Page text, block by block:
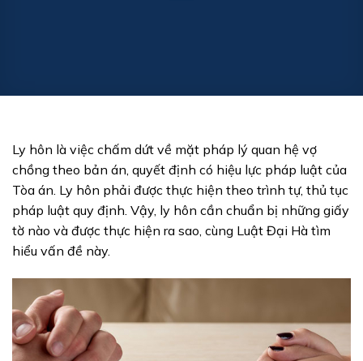
Ly hôn là việc chấm dứt về mặt pháp lý quan hệ vợ
chồng theo bản án, quyết định có hiệu lực pháp luật của
Tòa án. Ly hôn phải được thực hiện theo trình tự, thủ tục
pháp luật quy định. Vậy, ly hôn cần chuẩn bị những giấy
tờ nào và được thực hiện ra sao, cùng Luật Đại Hà tìm
hiểu vấn đề này.